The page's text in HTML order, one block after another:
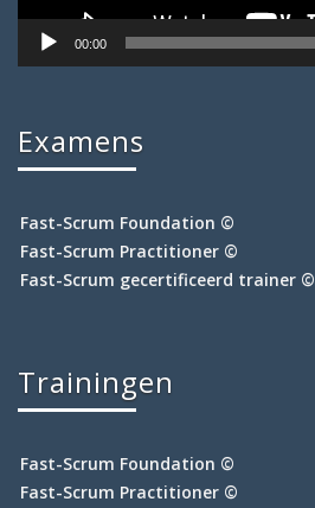
00:00
Examens
Fast-Scrum Foundation ©
Fast-Scrum Practitioner ©
Fast-Scrum gecertificeerd trainer ©
Trainingen
Fast-Scrum Foundation ©
Fast-Scrum Practitioner ©